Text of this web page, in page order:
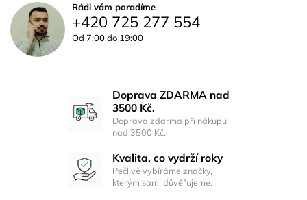
Rádi vám poradíme
+420 725 277 554
Od 7:00 do 19:00
Doprava ZDARMA nad
3500 Kč.
Doprava zdarma při nákupu
nad 3500 Kč.
Kvalita, co vydrží roky
Pečlivě vybíráme značky,
kterým sami důvěřujeme.